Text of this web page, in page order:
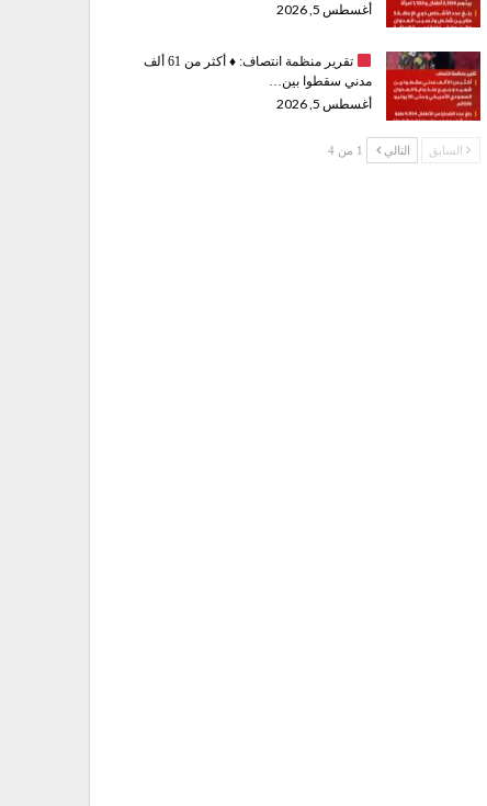
أغسطس 5, 2026
تقرير منظمة انتصاف: ♦️
أكثر من 61 ألف
مدني سقطوا بين…
أغسطس 5, 2026
السابق التالي 1 من 4